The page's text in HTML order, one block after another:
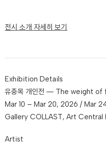
전시 소개 자세히 보기
Exhibition Details
유충목 개인전 ― The weight
Mar 10 – Mar 20, 2026 / Mar
Gallery COLLAST, Art Central
Artist